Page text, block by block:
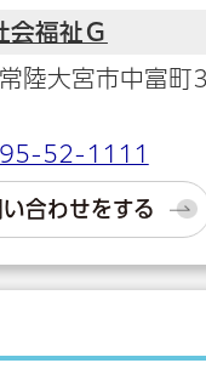
会福祉Ｇ
陸大宮市中富町
52-1111
合わせをする